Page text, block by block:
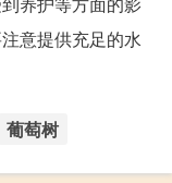
意提供充足的水
葡萄树